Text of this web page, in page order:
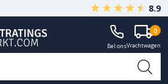
Gegarandeerd A-kwaliteit
8.9
Bel onsVrachtwagen
0